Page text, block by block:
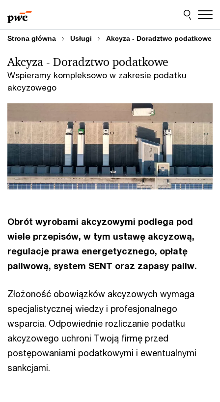
do
treści
do
stopki
Strona główna Usługi Akcyza - Doradztwo podatkowe
Wspieramy kompleksowo w zakresie podatku
akcyzowego
Akcyza - Doradztwo podatkowe
Obrót wyrobami akcyzowymi podlega pod
wiele przepisów, w tym ustawę akcyzową,
regulacje prawa energetycznego, opłatę
paliwową, system SENT oraz zapasy paliw.
Złożoność obowiązków akcyzowych wymaga
specjalistycznej wiedzy i profesjonalnego
wsparcia. Odpowiednie rozliczanie podatku
akcyzowego uchroni Twoją firmę przed
postępowaniami podatkowymi i ewentualnymi
sankcjami.